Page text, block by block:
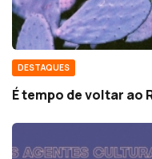
DESTAQUES
É tempo de voltar ao